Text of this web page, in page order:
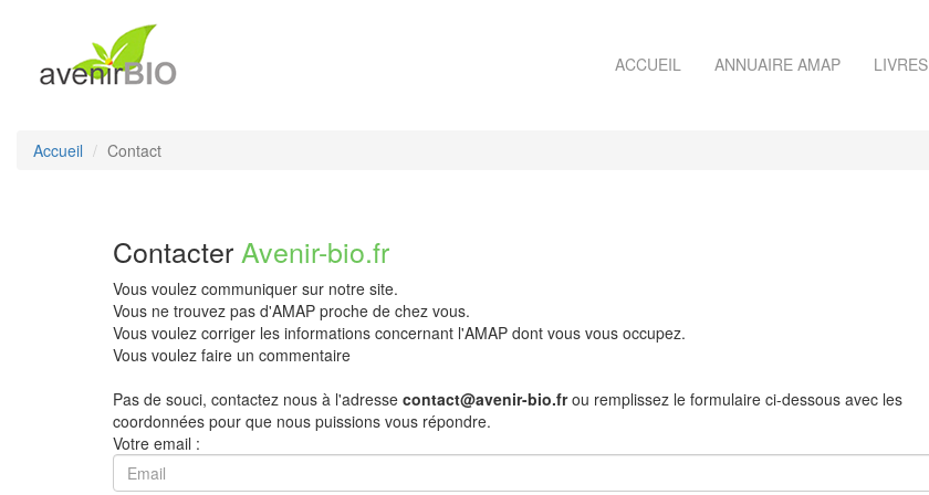
ACCUEIL ANNUAIRE AMAP LIVRES
Accueil Contact
Contacter Avenir-bio.fr
Vous voulez communiquer sur notre site.
Vous ne trouvez pas d'AMAP proche de chez vous.
Vous voulez corriger les informations concernant l'AMAP dont vous vous occupez.
Vous voulez faire un commentaire
Pas de souci, contactez nous à l'adresse contact@avenir-bio.frou remplissez le formulaire ci-dessous avec les
coordonnées pour que nous puissions vous répondre.
Votre email :